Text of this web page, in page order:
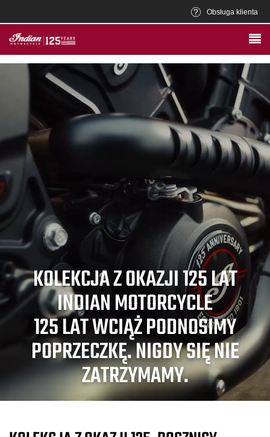
Obsługa klienta
KOLEKCJA Z OKAZJI 125 LAT
INDIAN MOTORCYCLE
125 LAT WCIĄŻ PODNOSIMY
POPRZECZKĘ. NIGDY SIĘ NIE
ZATRZYMAMY.